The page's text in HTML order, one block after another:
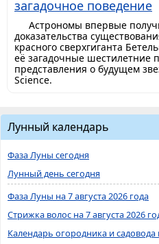
загадочное поведение
Астрономы впервые
доказательства
красного сверхгиганта
её загадочные шестилетние
представления о будущем
Science.
Лунный календарь
Фаза Луны сегодня
Лунный день сегодня
Фаза Луны на 7 августа 2026 года
Стрижка волос на 7 августа 2026
Календарь огородника и садовода